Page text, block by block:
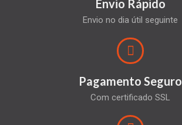
Envio Rápido
Envio no dia útil seguinte
Pagamento Seguro
Com certificado SSL